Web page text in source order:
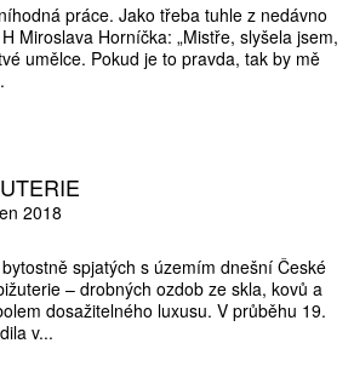
práce. Jako třeba tuhle z nedávno
Miroslava Horníčka: „Mistře, slyšela jsem,
umělce. Pokud je to pravda, tak by mě
2018
spjatých s územím dnešní České
– drobných ozdob ze skla, kovů a
dosažitelného luxusu. V průběhu 19.
v...